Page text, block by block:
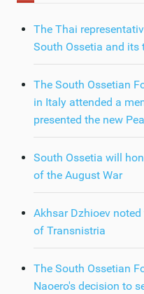
The Thai
South Ossetia and its
The South Ossetian
in Italy attended a
presented the new
South Ossetia will
of the August War
Akhsar Dzhioev
of Transnistria
The South Ossetian
Naoero's decision to